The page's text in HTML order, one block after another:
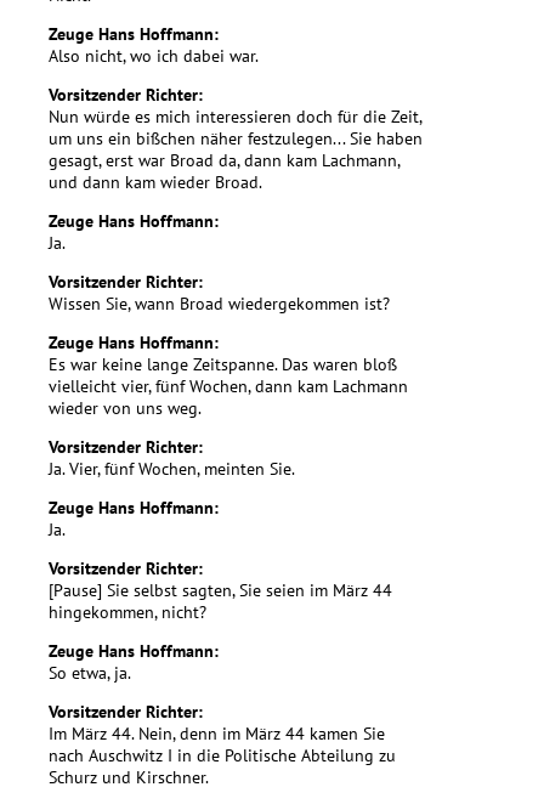
Zeuge Hans Hoffmann:
Also nicht, wo ich dabei war.
Vorsitzender Richter:
Nun würde es mich interessieren doch für die Zeit,
um uns ein bißchen näher festzulegen... Sie haben
gesagt, erst war Broad da, dann kam Lachmann,
und dann kam wieder Broad.
Zeuge Hans Hoffmann:
Ja.
Vorsitzender Richter:
Wissen Sie, wann Broad wiedergekommen ist?
Zeuge Hans Hoffmann:
Es war keine lange Zeitspanne. Das waren bloß
vielleicht vier, fünf Wochen, dann kam Lachmann
wieder von uns weg.
Vorsitzender Richter:
Ja. Vier, fünf Wochen, meinten Sie.
Zeuge Hans Hoffmann:
Ja.
Vorsitzender Richter:
[Pause] Sie selbst sagten, Sie seien im März 44
hingekommen, nicht?
Zeuge Hans Hoffmann:
So etwa, ja.
Vorsitzender Richter:
Im März 44. Nein, denn im März 44 kamen Sie
nach Auschwitz I in die Politische Abteilung zu
Schurz und Kirschner.